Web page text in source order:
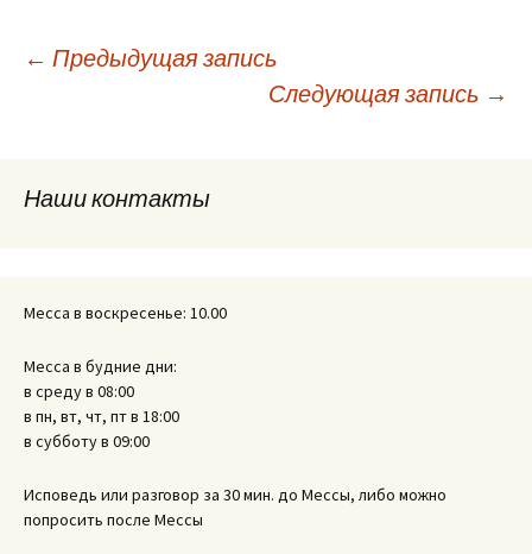
Навигация
записям
← Предыдущая запись
Следующая запись →
Наши контакты
Месса в воскресенье: 10.00
Месса в будние дни:
в среду в 08:00
в пн, вт, чт, пт в 18:00
в субботу в 09:00
Исповедь или разговор за 30 мин. до Мессы, либо можно
попросить после Мессы